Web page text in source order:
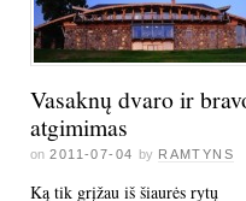
Vasaknų dvaro ir
atgimimas
on 2011-07-04 by RAMTYNS
Ką tik grįžau iš šiaurės rytų